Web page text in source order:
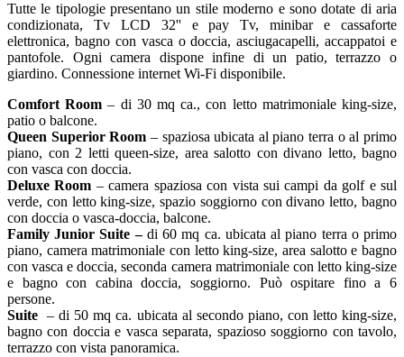
Tutte le tipologie presentano un stile moderno e sono dotate di aria
condizionata, Tv LCD 32'' e pay Tv, minibar e cassaforte
elettronica, bagno con vasca o doccia, asciugacapelli, accappatoi e
pantofole. Ogni camera dispone infine di un patio, terrazzo o
giardino. Connessione internet Wi-Fi disponibile.
Comfort Room – di 30 mq ca., con letto matrimoniale king-size,
patio o balcone.
Queen Superior Room – spaziosa ubicata al piano terra o al primo
piano, con 2 letti queen-size, area salotto con divano letto, bagno
con vasca con doccia.
Deluxe Room – camera spaziosa con vista sui campi da golf e sul
verde, con letto king-size, spazio soggiorno con divano letto, bagno
con doccia o vasca-doccia, balcone.
Family Junior Suite –di 60 mq ca. ubicata al piano terra o primo
piano, camera matrimoniale con letto king-size, area salotto e bagno
con vasca e doccia, seconda camera matrimoniale con letto king-size
e bagno con cabina doccia, soggiorno. Può ospitare fino a 6
persone.
Suite – di 50 mq ca. ubicata al secondo piano, con letto king-size,
bagno con doccia e vasca separata, spazioso soggiorno con tavolo,
terrazzo con vista panoramica.